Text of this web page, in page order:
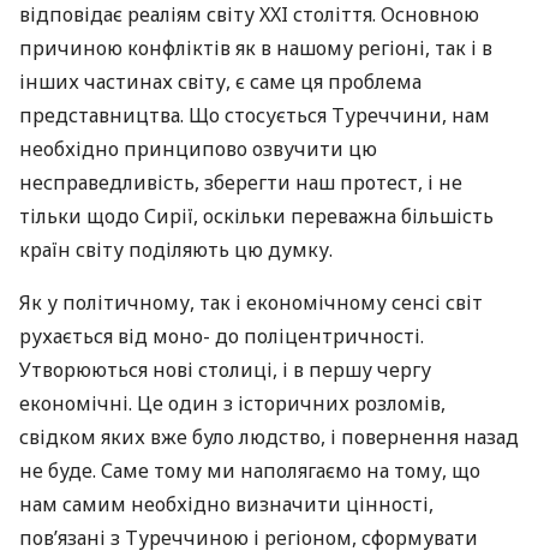
відповідає реаліям світуXXI століття. Основною
причиною конфліктів як в нашому регіоні, так і в
інших частинах світу, є саме ця проблема
представництва. Що стосується Туреччини, нам
необхідно принципово озвучити цю
несправедливість, зберегти наш протест, і не
тільки щодо Сирії, оскільки переважна більшість
країн світу поділяють цю думку.
Як у політичному, так і економічному сенсі світ
рухається від моно- до поліцентричності.
Утворюються нові столиці, і в першу чергу
економічні. Це один з історичних розломів,
свідком яких вже було людство, і повернення назад
не буде. Саме тому ми наполягаємо на тому, що
нам самим необхідно визначити цінності,
пов’язані з Туреччиною і регіоном, сформувати